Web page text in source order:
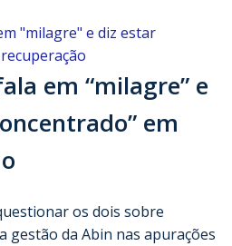
em “milagre” e
em
os dois sobre
gestão da Abin nas apurações